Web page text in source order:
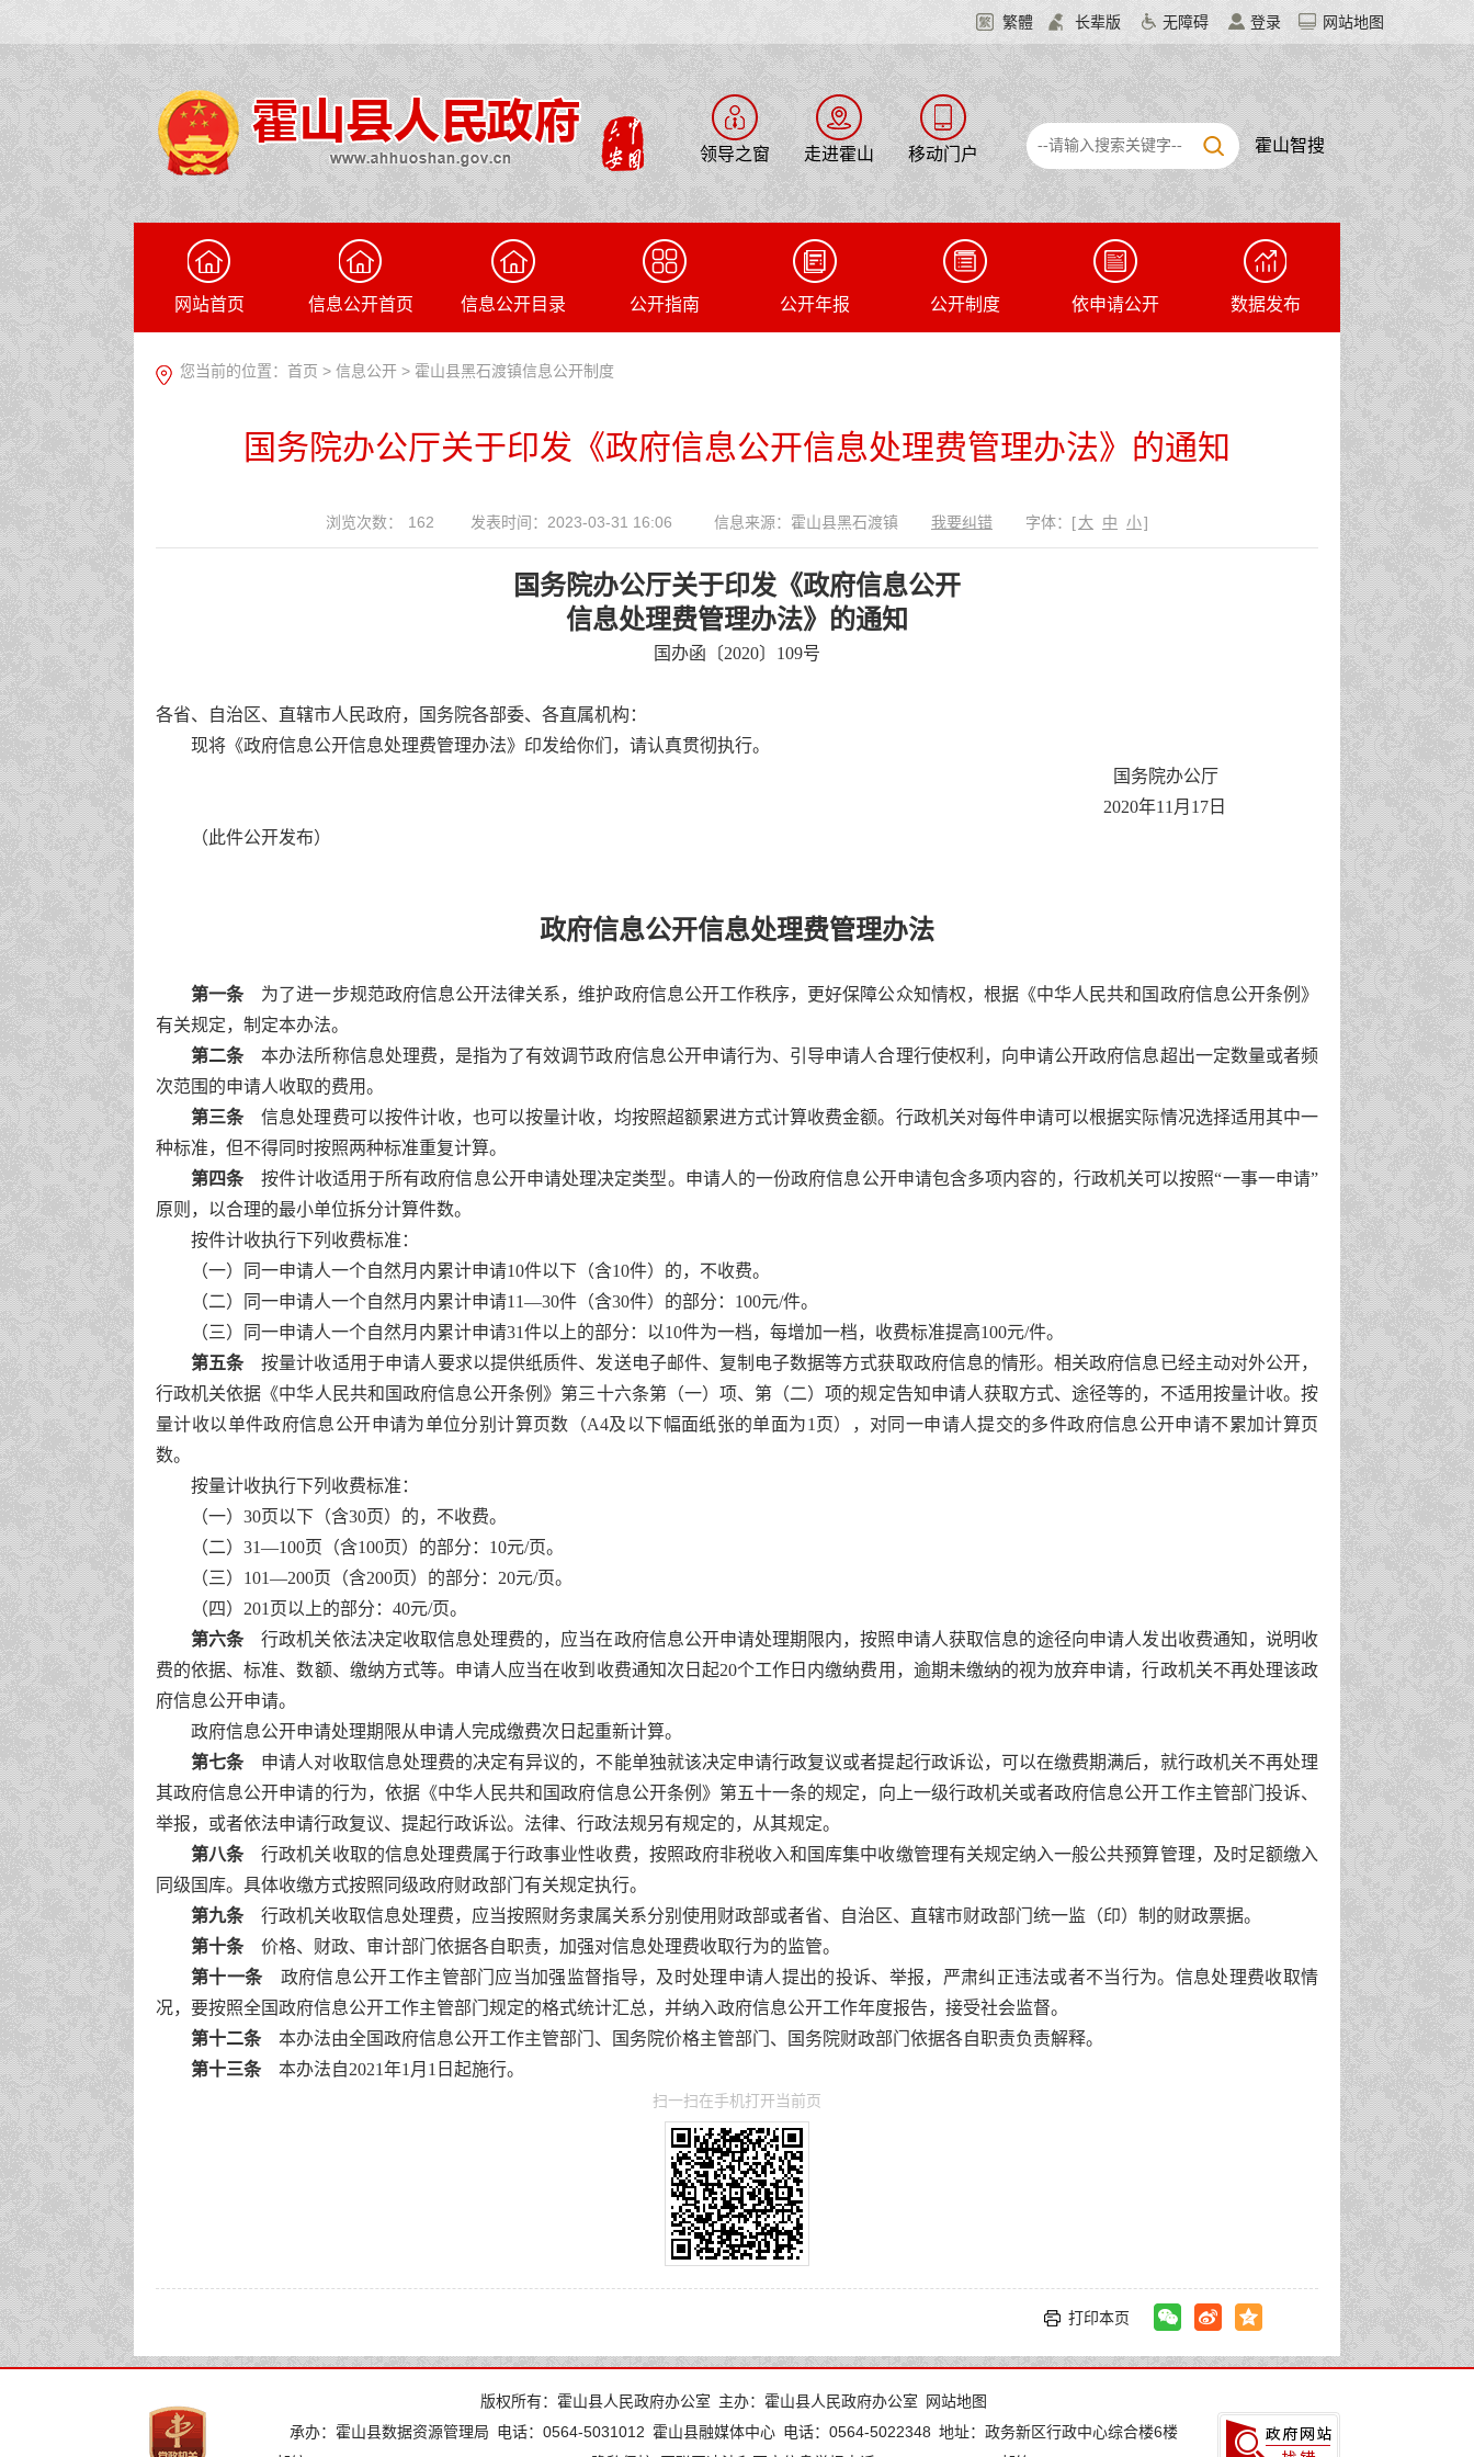
繁體 长辈版 无障碍 登录 网站地图
领导之窗 走进霍山 移动门户 霍山智搜
网站首页 信息公开首页 信息公开目录 公开指南 公开年报 公开制度 依申请公开 数据发布
您当前的位置： 首页 > 信息公开 > 霍山县黑石渡镇信息公开制度
国务院办公厅关于印发《政府信息公开信息处理费管理办法》的通知
浏览次数： 162 发表时间：2023-03-31 16:06 信息来源：霍山县黑石渡镇 我要纠错 字体： [大 中 小]
国务院办公厅关于印发《政府信息公开
信息处理费管理办法》的通知
国办函〔2020〕109号
各省、自治区、直辖市人民政府，国务院各部委、各直属机构：
现将《政府信息公开信息处理费管理办法》印发给你们，请认真贯彻执行。
国务院办公厅
2020年11月17日
（此件公开发布）
政府信息公开信息处理费管理办法
第一条为了进一步规范政府信息公开法律关系，维护政府信息公开工作秩序，更好保障公众知情权，根据《中华人民共和国政府信息公开条例》
有关规定，制定本办法。
第二条本办法所称信息处理费，是指为了有效调节政府信息公开申请行为、引导申请人合理行使权利，向申请公开政府信息超出一定数量或者频
次范围的申请人收取的费用。
第三条信息处理费可以按件计收，也可以按量计收，均按照超额累进方式计算收费金额。行政机关对每件申请可以根据实际情况选择适用其中一
种标准，但不得同时按照两种标准重复计算。
第四条按件计收适用于所有政府信息公开申请处理决定类型。申请人的一份政府信息公开申请包含多项内容的，行政机关可以按照“一事一申请”
原则，以合理的最小单位拆分计算件数。
按件计收执行下列收费标准：
（一）同一申请人一个自然月内累计申请10件以下（含10件）的，不收费。
（二）同一申请人一个自然月内累计申请11—30件（含30件）的部分：100元/件。
（三）同一申请人一个自然月内累计申请31件以上的部分：以10件为一档，每增加一档，收费标准提高100元/件。
第五条按量计收适用于申请人要求以提供纸质件、发送电子邮件、复制电子数据等方式获取政府信息的情形。相关政府信息已经主动对外公开，
行政机关依据《中华人民共和国政府信息公开条例》第三十六条第（一）项、第（二）项的规定告知申请人获取方式、途径等的，不适用按量计收。按
量计收以单件政府信息公开申请为单位分别计算页数（A4及以下幅面纸张的单面为1页），对同一申请人提交的多件政府信息公开申请不累加计算页
数。
按量计收执行下列收费标准：
（一）30页以下（含30页）的，不收费。
（二）31—100页（含100页）的部分：10元/页。
（三）101—200页（含200页）的部分：20元/页。
（四）201页以上的部分：40元/页。
第六条行政机关依法决定收取信息处理费的，应当在政府信息公开申请处理期限内，按照申请人获取信息的途径向申请人发出收费通知，说明收
费的依据、标准、数额、缴纳方式等。申请人应当在收到收费通知次日起20个工作日内缴纳费用，逾期未缴纳的视为放弃申请，行政机关不再处理该政
府信息公开申请。
政府信息公开申请处理期限从申请人完成缴费次日起重新计算。
第七条申请人对收取信息处理费的决定有异议的，不能单独就该决定申请行政复议或者提起行政诉讼，可以在缴费期满后，就行政机关不再处理
其政府信息公开申请的行为，依据《中华人民共和国政府信息公开条例》第五十一条的规定，向上一级行政机关或者政府信息公开工作主管部门投诉、
举报，或者依法申请行政复议、提起行政诉讼。法律、行政法规另有规定的，从其规定。
第八条行政机关收取的信息处理费属于行政事业性收费，按照政府非税收入和国库集中收缴管理有关规定纳入一般公共预算管理，及时足额缴入
同级国库。具体收缴方式按照同级政府财政部门有关规定执行。
第九条行政机关收取信息处理费，应当按照财务隶属关系分别使用财政部或者省、自治区、直辖市财政部门统一监（印）制的财政票据。
第十条价格、财政、审计部门依据各自职责，加强对信息处理费收取行为的监管。
第十一条政府信息公开工作主管部门应当加强监督指导，及时处理申请人提出的投诉、举报，严肃纠正违法或者不当行为。信息处理费收取情
况，要按照全国政府信息公开工作主管部门规定的格式统计汇总，并纳入政府信息公开工作年度报告，接受社会监督。
第十二条本办法由全国政府信息公开工作主管部门、国务院价格主管部门、国务院财政部门依据各自职责负责解释。
第十三条本办法自2021年1月1日起施行。
扫一扫在手机打开当前页
打印本页
版权所有：霍山县人民政府办公室 主办：霍山县人民政府办公室
网站地图
承办：霍山县数据资源管理局 电话：0564-5031012 霍山县融媒体中心 电话：0564-5022348 地址：政务新区行政中心综合楼6楼